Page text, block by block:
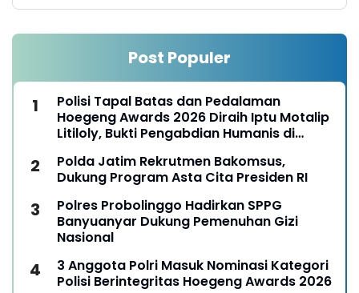
Post Populer
Polisi Tapal Batas dan Pedalaman
Hoegeng Awards 2026 Diraih Iptu Motalip
Litiloly, Bukti Pengabdian Humanis di
Polda Jatim Rekrutmen Bakomsus,
Dukung Program Asta Cita Presiden RI
Polres Probolinggo Hadirkan SPPG
Banyuanyar Dukung Pemenuhan Gizi
Nasional
3 Anggota Polri Masuk Nominasi Kategori
Polisi Berintegritas Hoegeng Awards 2026